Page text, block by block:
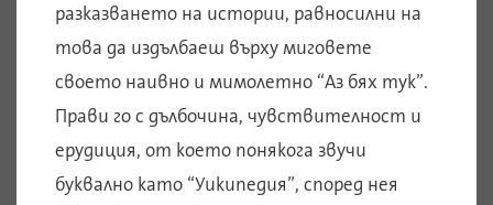
разказването на истории, равносилни на
това да издълбаеш върху миговете
своето наивно и мимолетно “Аз бях тук”.
Прави го с дълбочина, чувствителност и
ерудиция, от което понякога звучи
буквално като “Уикипедия”, според нея